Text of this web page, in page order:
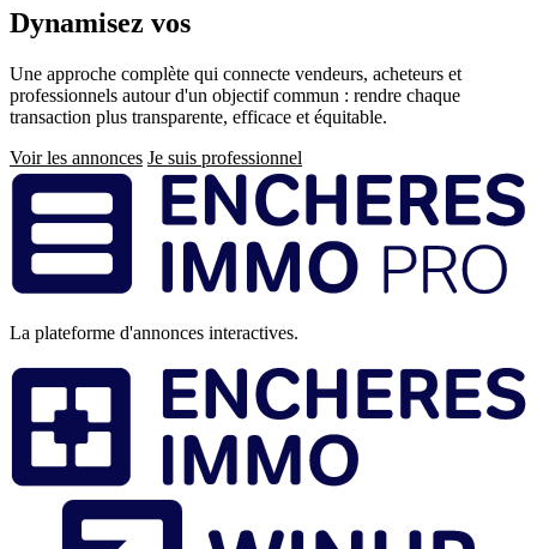
Dynamisez vos
Une approche complète qui connecte vendeurs, acheteurs et
professionnels autour d'un objectif commun : rendre chaque
transaction plus transparente, efficace et équitable.
Voir les annonces Je suis professionnel
Pied
de
page
La plateforme d'annonces interactives.